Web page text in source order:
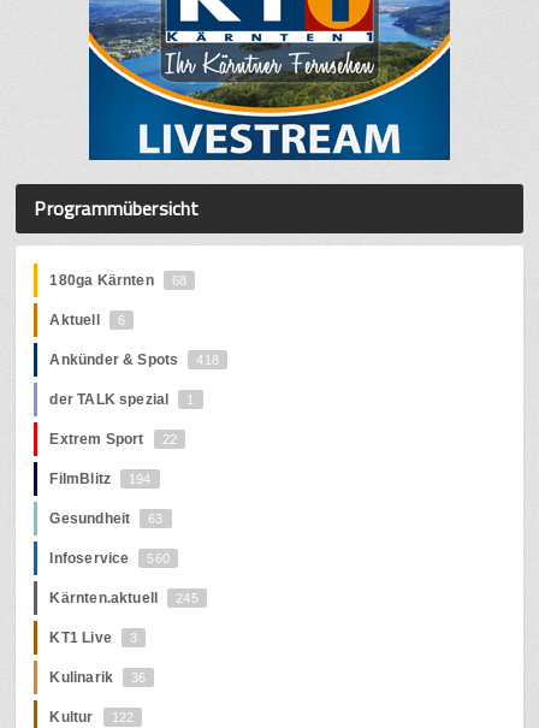
Programmübersicht
180ga Kärnten 68
Aktuell 6
Ankünder & Spots 418
der TALK spezial 1
Extrem Sport 22
FilmBlitz 194
Gesundheit 63
Infoservice 560
Kärnten.aktuell 245
KT1 Live 3
Kulinarik 36
Kultur 122